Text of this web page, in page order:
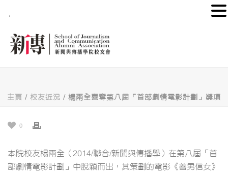
主頁 / 校友近況 / 楊兩全喜奪第八屆「首部劇情電影計劃」獎項
0
本院校友楊兩全（2014/聯合/新聞與傳播學）在第八屆「首
部劇情電影計劃」中脫穎而出，其策劃的電影《善男信女》
.